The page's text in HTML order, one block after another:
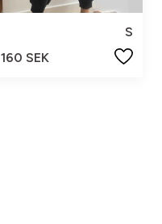
S
160 SEK